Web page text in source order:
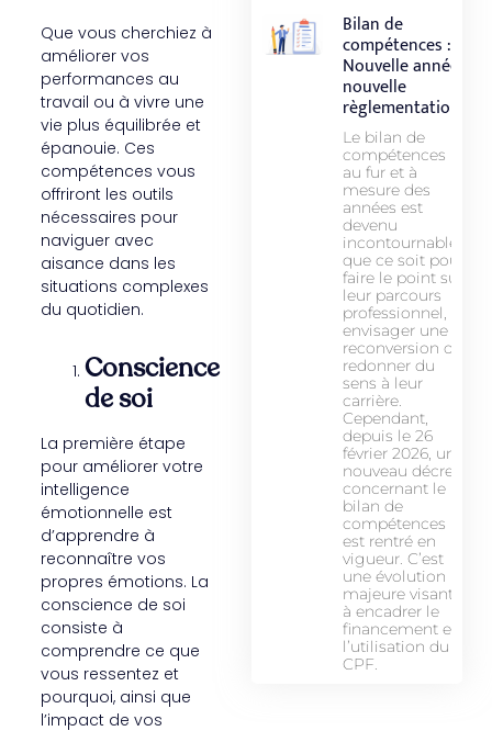
Que vous cherchiez à
améliorer vos
performances au
travail ou à vivre une
vie plus équilibrée et
épanouie. Ces
compétences vous
offriront les outils
nécessaires pour
naviguer avec
aisance dans les
situations complexes
du quotidien.
Conscience
de soi
La première étape
pour améliorer votre
intelligence
émotionnelle est
d’apprendre à
reconnaître vos
propres émotions. La
conscience de soi
consiste à
comprendre ce que
vous ressentez et
pourquoi, ainsi que
l’impact de vos
Bilan de
compétences :
Nouvelle année,
nouvelle
règlementation
Le bilan de
compétences
au fur et à
mesure des
années est
devenu
incontournable
que ce soit pour
faire le point sur
leur parcours
professionnel,
envisager une
reconversion ou
redonner du
sens à leur
carrière.
Cependant,
depuis le 26
février 2026, un
nouveau décret
concernant le
bilan de
compétences
est rentré en
vigueur. C’est
une évolution
majeure visant
à encadrer le
financement et
l’utilisation du
CPF.